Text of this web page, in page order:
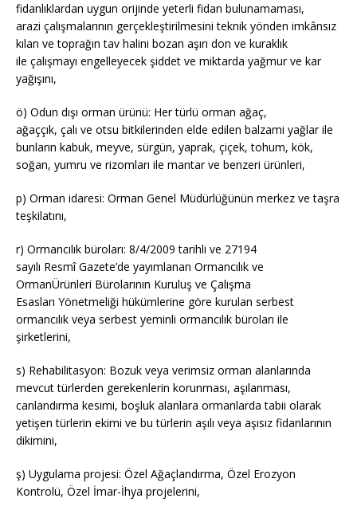
fidanlıklardan uygun orijinde yeterli fidan bulunamaması,
arazi çalışmalarının gerçekleştirilmesini teknik yönden imkânsız
kılan ve toprağın tav halini bozan aşırı don ve kuraklık
ile çalışmayı engelleyecek şiddet ve miktarda yağmur ve kar
yağışını,
ö) Odun dışı orman ürünü: Her türlü orman ağaç,
ağaççık, çalı ve otsu bitkilerinden elde edilen balzami yağlar ile
bunların kabuk, meyve, sürgün, yaprak, çiçek, tohum, kök,
soğan, yumru ve rizomları ile mantar ve benzeri ürünleri,
p) Orman idaresi: Orman Genel Müdürlüğünün merkez ve taşra
teşkilatını,
r) Ormancılık büroları: 8/4/2009 tarihli ve 27194
sayılı Resmî Gazete’de yayımlanan Ormancılık ve
OrmanÜrünleri Bürolarının Kuruluş ve Çalışma
Esasları Yönetmeliği hükümlerine göre kurulan serbest
ormancılık veya serbest yeminli ormancılık büroları ile
şirketlerini,
s) Rehabilitasyon: Bozuk veya verimsiz orman alanlarında
mevcut türlerden gerekenlerin korunması, aşılanması,
canlandırma kesimi, boşluk alanlara ormanlarda tabii olarak
yetişen türlerin ekimi ve bu türlerin aşılı veya aşısız fidanlarının
dikimini,
ş) Uygulama projesi: Özel Ağaçlandırma, Özel Erozyon
Kontrolü, Özel İmar-İhya projelerini,